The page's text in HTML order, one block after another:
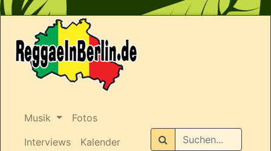
Musik
Fotos
Interviews
Kalender
Suchen